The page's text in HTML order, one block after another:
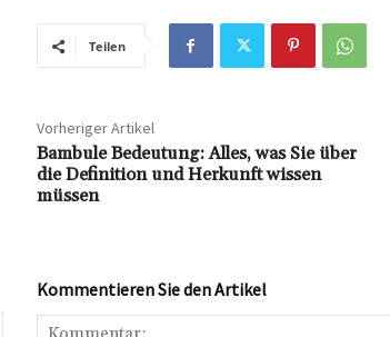
Teilen
Vorheriger Artikel
Bambule Bedeutung: Alles, was Sie über
die Definition und Herkunft wissen
müssen
Kommentieren Sie den Artikel